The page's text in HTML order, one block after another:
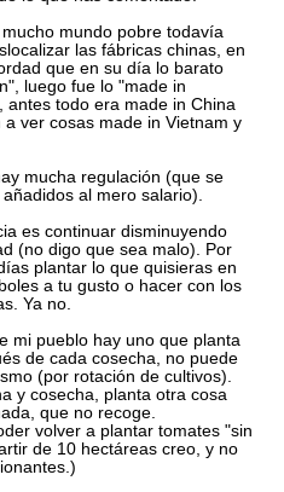
mundo pobre todavía
las fábricas chinas, en
que en su día lo barato
luego fue lo "made in
antes todo era made in China
ver cosas made in Vietnam y
mucha regulación (que se
al mero salario).
es continuar disminuyendo
(no digo que sea malo). Por
plantar lo que quisieras en
a tu gusto o hacer con los
Ya no.
mi pueblo hay uno que planta
de cada cosecha, no puede
(por rotación de cultivos).
y cosecha, planta otra cosa
que no recoge.
volver a plantar tomates "sin
de 10 hectáreas creo, y no